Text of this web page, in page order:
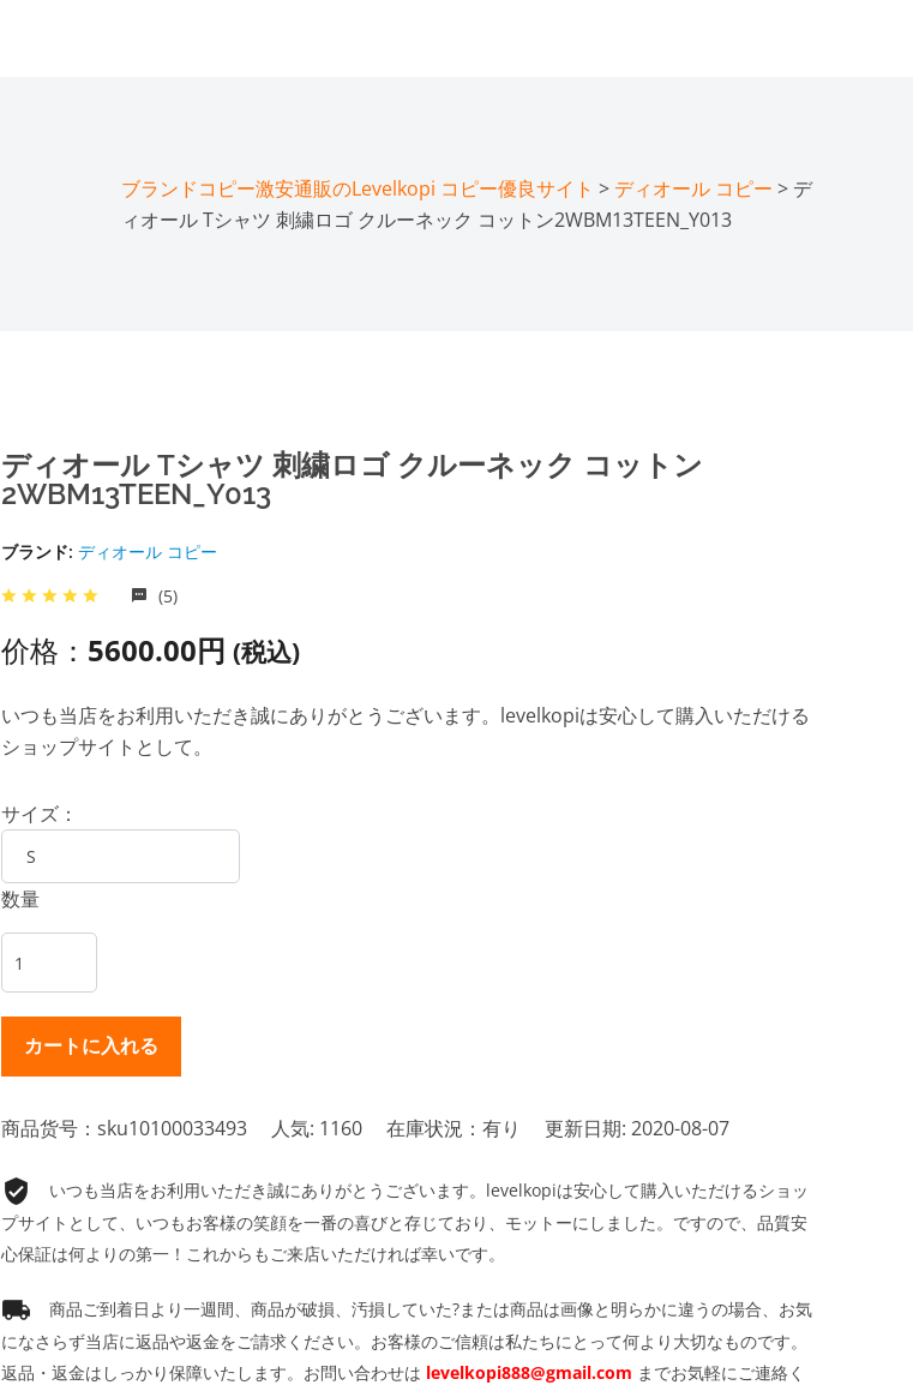
ブランドコピー激安通販のLevelkopi コピー優良サイト > ディオール コピー > デ
ィオール Tシャツ 刺繍ロゴ クルーネック コットン2WBM13TEEN_Y013
ディオール Tシャツ 刺繍ロゴ クルーネック コットン
2WBM13TEEN_Y013
ブランド: ディオール コピー
(5)
价格： 5600.00円 (税込)
いつも当店をお利用いただき誠にありがとうございます。levelkopiは安心して購入いただける
ショップサイトとして。
サイズ：
数量
商品货号：sku10100033493 人気: 1160 在庫状況：有り 更新日期: 2020-08-07
いつも当店をお利用いただき誠にありがとうございます。levelkopiは安心して購入いただけるショッ
プサイトとして、いつもお客様の笑顔を一番の喜びと存じており、モットーにしました。ですので、品質安
心保証は何よりの第一！これからもご来店いただければ幸いです。
商品ご到着日より一週間、商品が破損、汚損していた?または商品は画像と明らかに違うの場合、お気
になさらず当店に返品や返金をご請求ください。お客様のご信頼は私たちにとって何より大切なものです。
返品・返金はしっかり保障いたします。お問い合わせは levelkopi888@gmail.com までお気軽にご連絡く